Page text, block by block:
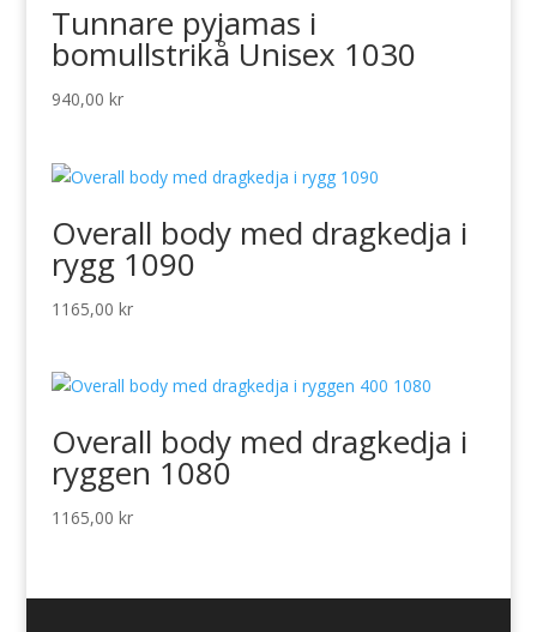
Tunnare pyjamas i
bomullstrikå Unisex 1030
940,00 kr
Overall body med dragkedja i
rygg 1090
1165,00 kr
Overall body med dragkedja i
ryggen 1080
1165,00 kr